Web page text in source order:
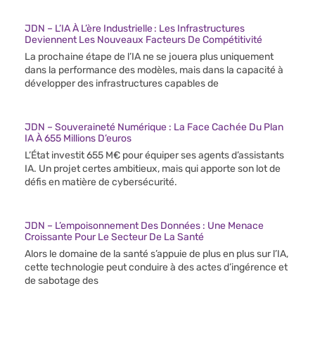
JDN – L’IA À L’ère Industrielle : Les Infrastructures
Deviennent Les Nouveaux Facteurs De Compétitivité
La prochaine étape de l’IA ne se jouera plus uniquement
dans la performance des modèles, mais dans la capacité à
développer des infrastructures capables de
JDN – Souveraineté Numérique : La Face Cachée Du Plan
IA À 655 Millions D’euros
L’État investit 655 M€ pour équiper ses agents d’assistants
IA. Un projet certes ambitieux, mais qui apporte son lot de
défis en matière de cybersécurité.
JDN – L’empoisonnement Des Données : Une Menace
Croissante Pour Le Secteur De La Santé
Alors le domaine de la santé s’appuie de plus en plus sur l’IA,
cette technologie peut conduire à des actes d’ingérence et
de sabotage des